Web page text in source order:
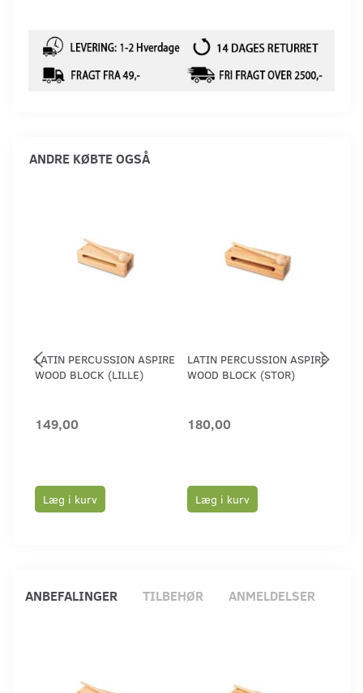
ANDRE KØBTE OGSÅ
LATIN PERCUSSION ASPIRE
WOOD BLOCK (LILLE)
149,00
Læg i kurv
LATIN PERCUSSION ASPIRE
WOOD BLOCK (STOR)
180,00
Læg i kurv
ANBEFALINGER TILBEHØR ANMELDELSER